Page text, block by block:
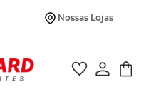
Nossas Lojas